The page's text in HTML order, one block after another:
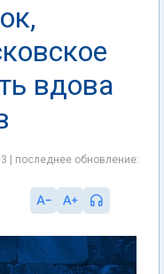
вдова
| последнее обновление: